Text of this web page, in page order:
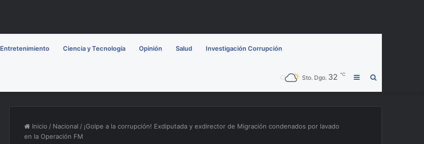
Entretenimiento Ciencia y Tecnología Opinión Salud Investigación Corrupción
Barra
Sto. Dgo. 32 ℃
Inicio / Nacional / ¡Golpe a la corrupción! Exdiputada y exdirector de Migración condenados por lavado
en la Operación FM